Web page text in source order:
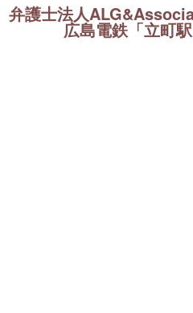
弁護士法人
広島電鉄「立町